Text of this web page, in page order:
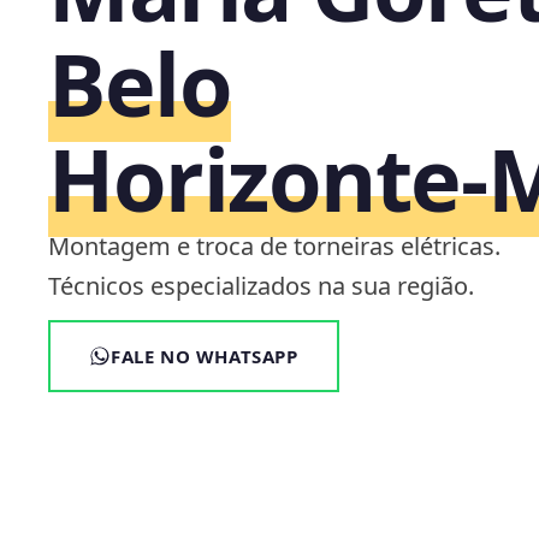
Belo
Montagem e troca de torneiras elétricas.
Técnicos especializados na sua região.
FALE NO WHATSAPP